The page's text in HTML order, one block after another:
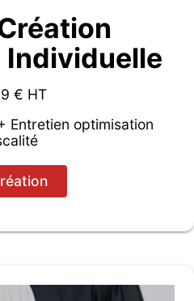
Individuelle
€ HT
Entretien optimisation